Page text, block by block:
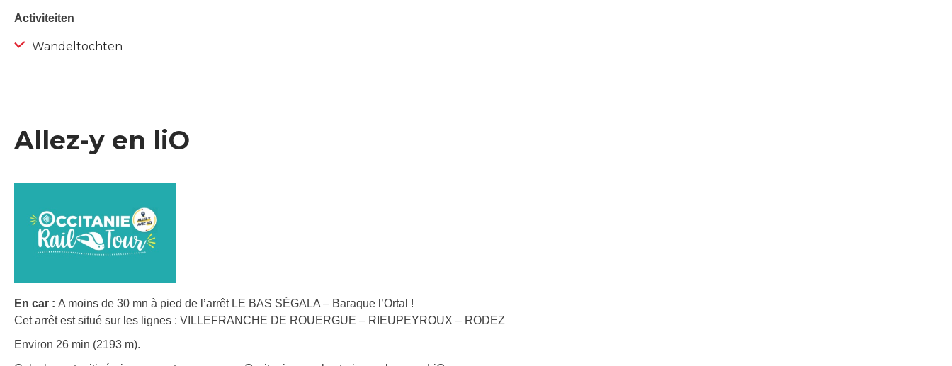
Activiteiten
Wandeltochten
Allez-y en liO
En car : A moins de 30 mn à pied de l’arrêt LE BAS SÉGALA – Baraque l’Ortal !
Cet arrêt est situé sur les lignes : VILLEFRANCHE DE ROUERGUE – RIEUPEYROUX – RODEZ
Environ 26 min (2193 m).